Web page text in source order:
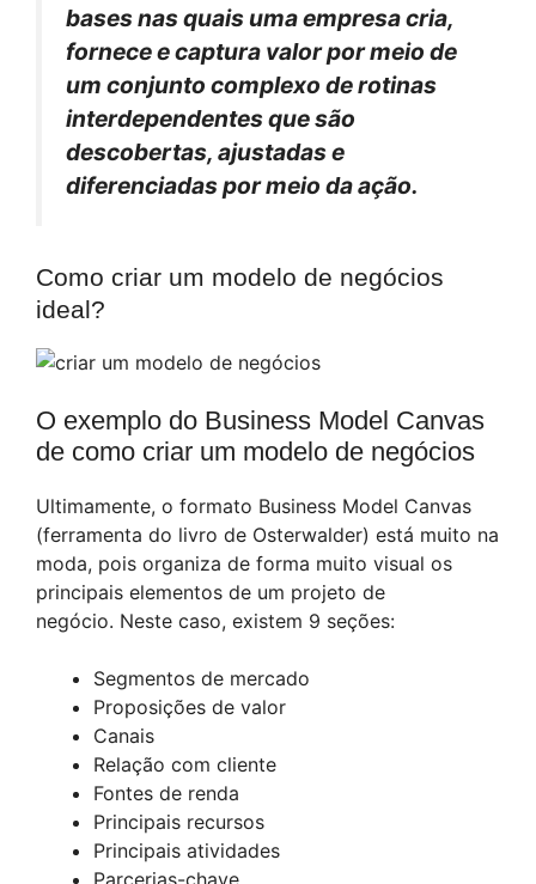
bases nas quais uma empresa cria,
fornece e captura valor por meio de
um conjunto complexo de rotinas
interdependentes que são
descobertas, ajustadas e
diferenciadas por meio da ação.
Como criar um modelo de negócios
ideal?
O exemplo do Business Model Canvas
de como criar um modelo de negócios
Ultimamente, o formato Business Model Canvas
(ferramenta do livro de Osterwalder) está muito na
moda, pois organiza de forma muito visual os
principais elementos de um projeto de
negócio. Neste caso, existem 9 seções:
Segmentos de mercado
Proposições de valor
Canais
Relação com cliente
Fontes de renda
Principais recursos
Principais atividades
Parcerias-chave